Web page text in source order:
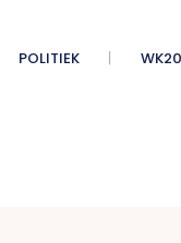
POLITIEK